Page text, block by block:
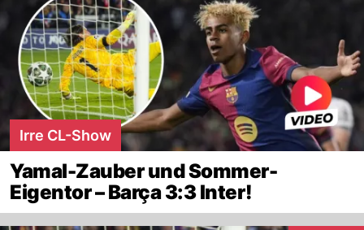
Irre CL-Show
Yamal-Zauber und Sommer-
Eigentor – Barça 3:3 Inter!